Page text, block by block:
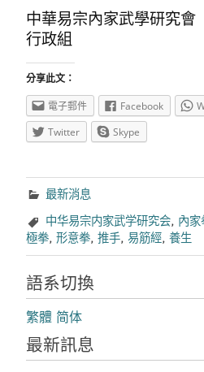
中華易宗內家武學研究會
行政組
分享此文：
電子郵件 Facebook
Twitter
Skype
最新消息
中华易宗内家武学研究会, 內家
極拳, 形意拳, 推手, 易筋經, 養生
語系切換
繁體 简体
最新訊息